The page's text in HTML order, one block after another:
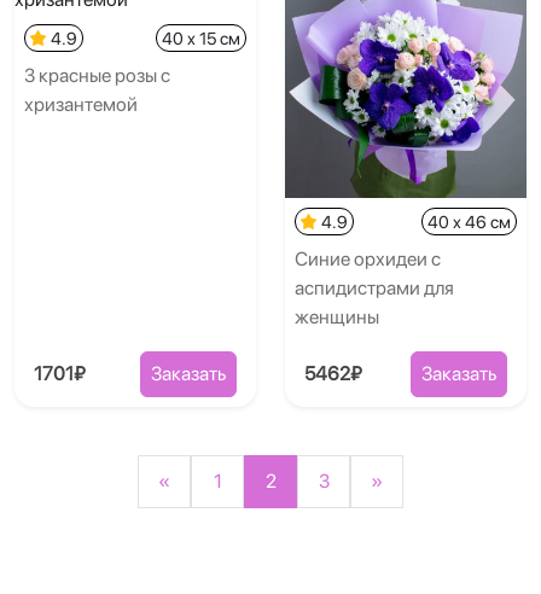
4.9 40 x 15 см
3 красные розы с
хризантемой
1701₽ Заказать
4.9 40 x 46 см
Синие орхидеи с
аспидистрами для
женщины
5462₽ Заказать
« 1 2 3 »